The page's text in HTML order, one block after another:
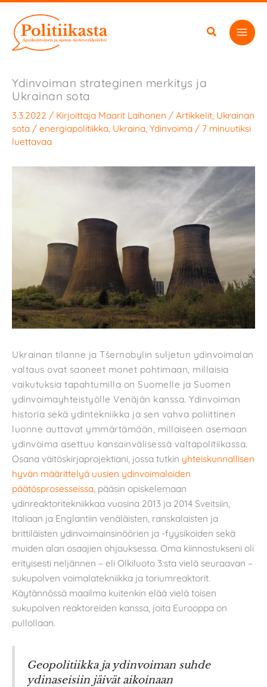
sisältöön
Ydinvoiman strateginen merkitys ja
Ukrainan sota
3.3.2022 / Kirjoittaja Maarit Laihonen / Artikkelit Ukrainan
sota / energiapolitiikka Ukraina Ydinvoima / 7 minuutiksi
luettavaa
Ukrainan tilanne ja Tšernobylin suljetun ydinvoimalan
valtaus ovat saaneet monet pohtimaan, millaisia
vaikutuksia tapahtumilla on Suomelle ja Suomen
ydinvoimayhteistyölle Venäjän kanssa. Ydinvoiman
historia sekä ydintekniikka ja sen vahva poliittinen
luonne auttavat ymmärtämään, millaiseen asemaan
ydinvoima asettuu kansainvälisessä valtapolitiikassa.
Osana väitöskirjaprojektiani, jossa tutkin yhteiskunnallisen
hyvän määrittelyä uusien ydinvoimaloiden
päätösprosesseissa, pääsin opiskelemaan
ydinreaktoritekniikkaa vuosina 2013 ja 2014 Sveitsiin,
Italiaan ja Englantiin venäläisten, ranskalaisten ja
brittiläisten ydinvoimainsinöörien ja -fyysikoiden sekä
muiden alan osaajien ohjauksessa. Oma kiinnostukseni oli
erityisesti neljännen – eli Olkiluoto 3:sta vielä seuraavan –
sukupolven voimalatekniikka ja toriumreaktorit.
Käytännössä maailma kuitenkin elää vielä toisen
sukupolven reaktoreiden kanssa, joita Eurooppa on
pullollaan.
Geopolitiikka ja ydinvoiman suhde
ydinaseisiin jäivät aikoinaan